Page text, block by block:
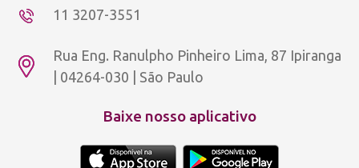
11 3207-3551
Rua Eng. Ranulpho Pinheiro Lima, 87 Ipiranga
| 04264-030 | São Paulo
Baixe nosso aplicativo